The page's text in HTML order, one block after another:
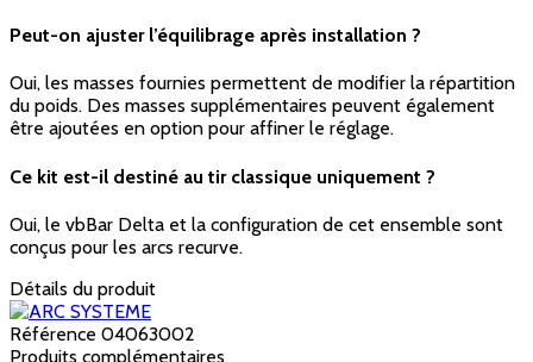
Peut-on ajuster l’équilibrage après installation ?
Oui, les masses fournies permettent de modifier la répartition
du poids. Des masses supplémentaires peuvent également
être ajoutées en option pour affiner le réglage.
Ce kit est-il destiné au tir classique uniquement ?
Oui, le vbBar Delta et la configuration de cet ensemble sont
conçus pour les arcs recurve.
Détails du produit
Référence 04063002
Produits complémentaires